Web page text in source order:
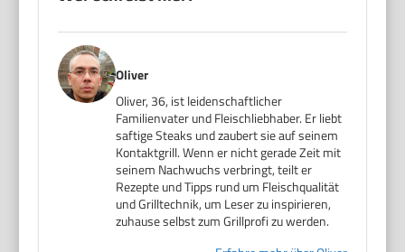
Oliver
Oliver, 36, ist leidenschaftlicher
Familienvater und Fleischliebhaber. Er liebt
saftige Steaks und zaubert sie auf seinem
Kontaktgrill. Wenn er nicht gerade Zeit mit
seinem Nachwuchs verbringt, teilt er
Rezepte und Tipps rund um Fleischqualität
und Grilltechnik, um Leser zu inspirieren,
zuhause selbst zum Grillprofi zu werden.